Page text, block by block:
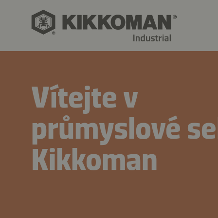
Vítejte v
průmyslové
Kikkoman